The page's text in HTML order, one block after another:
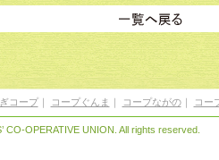
コープ｜ コープぐんま ｜ コープながの｜ コー
OPERATIVE UNION. All rights reserved.